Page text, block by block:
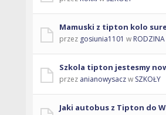
Mamuski z tipton kolo
przez gosiunia1101 w
Szkola tipton jestesmy
przez anianowysaczw SZKOŁY
Jaki autobus z Tipton do